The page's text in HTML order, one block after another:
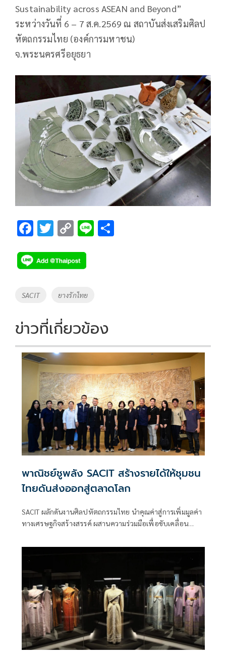
Sustainability across ASEAN and Beyond”
ระหว่างวันที่ 6 – 7 ส.ค.2569 ณ สถาบันส่งเสริมศิลป
หัตถกรรมไทย (องค์การมหาชน)
จ.พระนครศรีอยุธยา
F
e
b
o
k
T
tt
er
C
p
y
Li
k
Li
Tags
SACIT ยางรักไทย
ข่าวที่เกี่ยวข้อง
พาณิชย์ชูพลัง SACIT สร้างรายได้ให้ชุมชน
ไทยดันส่งออกสู่ตลาดโลก
SACIT ผลักดันงานศิลปหัตถกรรมไทย นำคุณค่าสู่การเพิ่มมูลค่า
ทางเศรษฐกิจสร้างสรรค์ ผสานความร่วมมือเพื่อขับเคลื่อน